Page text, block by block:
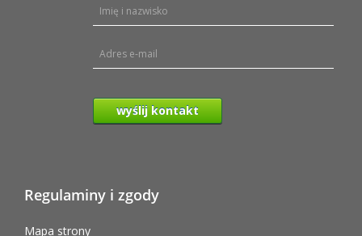
wyślij kontakt
Regulaminy i zgody
Mapa strony